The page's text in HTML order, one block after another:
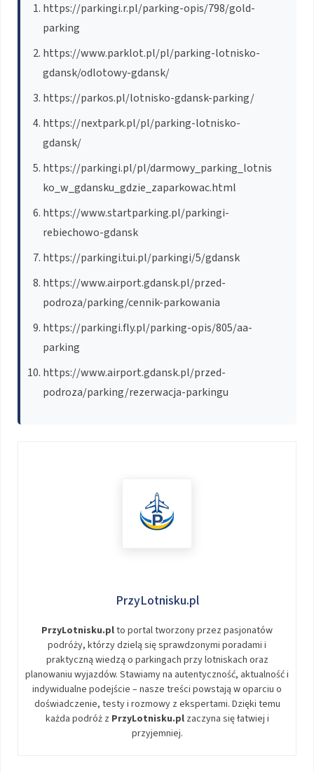
https://parkingi.r.pl/parking-opis/798/gold-
parking
https://www.parklot.pl/pl/parking-lotnisko-
gdansk/odlotowy-gdansk/
https://parkos.pl/lotnisko-gdansk-parking/
https://nextpark.pl/pl/parking-lotnisko-
gdansk/
https://parkingi.pl/pl/darmowy_parking_lotnis
ko_w_gdansku_gdzie_zaparkowac.html
https://www.startparking.pl/parkingi-
rebiechowo-gdansk
https://parkingi.tui.pl/parkingi/5/gdansk
https://www.airport.gdansk.pl/przed-
podroza/parking/cennik-parkowania
https://parkingi.fly.pl/parking-opis/805/aa-
parking
https://www.airport.gdansk.pl/przed-
podroza/parking/rezerwacja-parkingu
PrzyLotnisku.pl
PrzyLotnisku.plto portal tworzony przez pasjonatów
podróży, którzy dzielą się sprawdzonymi poradami i
praktyczną wiedzą o parkingach przy lotniskach oraz
planowaniu wyjazdów. Stawiamy na autentyczność, aktualność i
indywidualne podejście – nasze treści powstają w oparciu o
doświadczenie, testy i rozmowy z ekspertami. Dzięki temu
każda podróż z PrzyLotnisku.plzaczyna się łatwiej i
przyjemniej.